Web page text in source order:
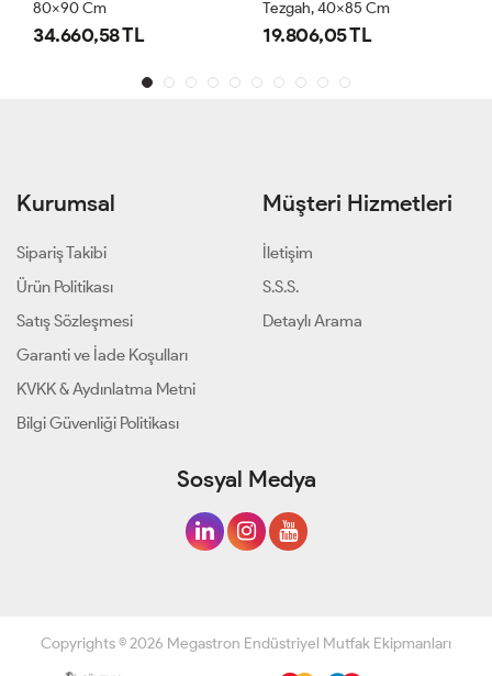
80x90 Cm
34.660,58 TL
Tezgah, 40x85 Cm
19.806,05 TL
Kurumsal
Sipariş Takibi
Ürün Politikası
Satış Sözleşmesi
Garanti ve İade Koşulları
KVKK & Aydınlatma Metni
Bilgi Güvenliği Politikası
Müşteri Hizmetleri
İletişim
S.S.S.
Detaylı Arama
Sosyal Medya
Copyrights © 2026 Megastron Endüstriyel Mutfak Ekipmanları